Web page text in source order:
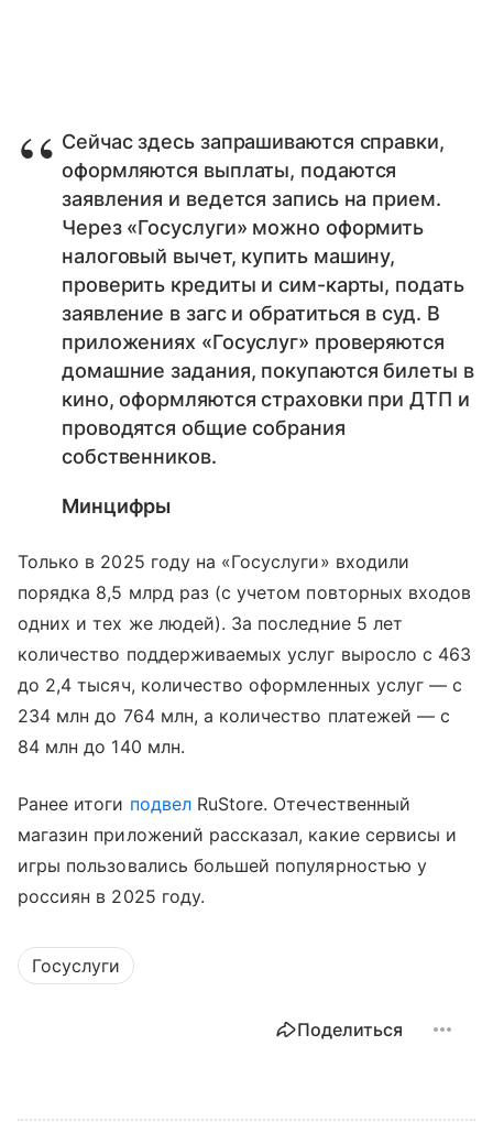
Сейчас здесь запрашиваются справки,
оформляются выплаты, подаются
заявления и ведется запись на прием.
Через «Госуслуги» можно оформить
налоговый вычет, купить машину,
проверить кредиты и сим-карты, подать
заявление в загс и обратиться в суд. В
приложениях «Госуслуг» проверяются
домашние задания, покупаются билеты в
кино, оформляются страховки при ДТП и
проводятся общие собрания
собственников.
Минцифры
Только в 2025 году на «Госуслуги» входили
порядка 8,5 млрд раз (с учетом повторных входов
одних и тех же людей). За последние 5 лет
количество поддерживаемых услуг выросло с 463
до 2,4 тысяч, количество оформленных услуг — с
234 млн до 764 млн, а количество платежей — с
84 млн до 140 млн.
Ранее итоги подвелRuStore. Отечественный
магазин приложений рассказал, какие сервисы и
игры пользовались большей популярностью у
россиян в 2025 году.
Госуслуги
Поделиться